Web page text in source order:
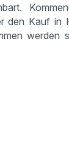
den Kauf in
werden